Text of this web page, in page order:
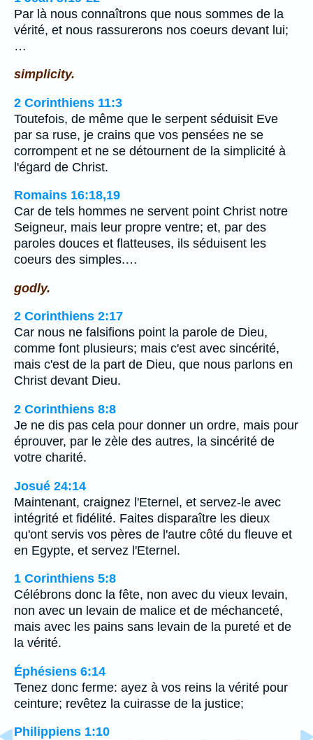
Par là nous connaîtrons que nous sommes de la
vérité, et nous rassurerons nos coeurs devant lui;
…
simplicity.
2 Corinthiens 11:3
Toutefois, de même que le serpent séduisit Eve
par sa ruse, je crains que vos pensées ne se
corrompent et ne se détournent de la simplicité à
l'égard de Christ.
Romains 16:18,19
Car de tels hommes ne servent point Christ notre
Seigneur, mais leur propre ventre; et, par des
paroles douces et flatteuses, ils séduisent les
coeurs des simples.…
godly.
2 Corinthiens 2:17
Car nous ne falsifions point la parole de Dieu,
comme font plusieurs; mais c'est avec sincérité,
mais c'est de la part de Dieu, que nous parlons en
Christ devant Dieu.
2 Corinthiens 8:8
Je ne dis pas cela pour donner un ordre, mais pour
éprouver, par le zèle des autres, la sincérité de
votre charité.
Josué 24:14
Maintenant, craignez l'Eternel, et servez-le avec
intégrité et fidélité. Faites disparaître les dieux
qu'ont servis vos pères de l'autre côté du fleuve et
en Egypte, et servez l'Eternel.
1 Corinthiens 5:8
Célébrons donc la fête, non avec du vieux levain,
non avec un levain de malice et de méchanceté,
mais avec les pains sans levain de la pureté et de
la vérité.
Éphésiens 6:14
Tenez donc ferme: ayez à vos reins la vérité pour
ceinture; revêtez la cuirasse de la justice;
Philippiens 1:10